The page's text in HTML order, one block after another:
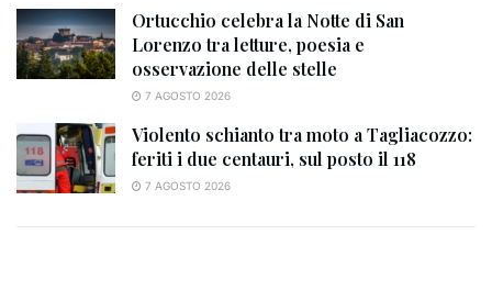
Ortucchio celebra la Notte di San
Lorenzo tra letture, poesia e
osservazione delle stelle
7 AGOSTO 2026
Violento schianto tra moto a Tagliacozzo:
feriti i due centauri, sul posto il 118
7 AGOSTO 2026